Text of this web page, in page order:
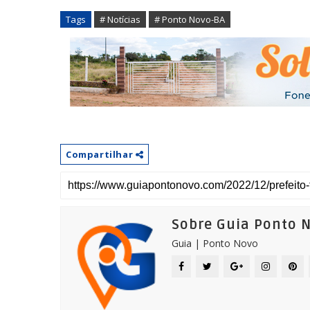
Tags # Notícias # Ponto Novo-BA
Compartilhar
Sobre Guia Ponto
Guia | Ponto Novo